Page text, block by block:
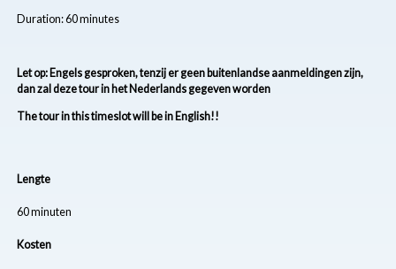
Duration: 60 minutes
Let op: Engels gesproken, tenzij er geen buitenlandse aanmeldingen zijn,
dan zal deze tour in het Nederlands gegeven worden
The tour in this timeslot will be in English!!
Lengte
60 minuten
Kosten